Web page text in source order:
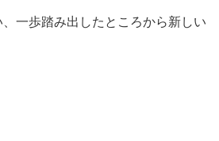
一歩踏み出したところから新しい